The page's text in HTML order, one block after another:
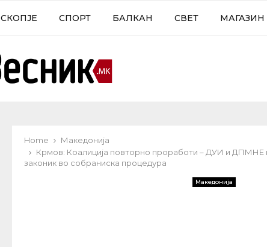
СКОПЈЕ СПОРТ БАЛКАН СВЕТ МАГАЗИН
Home
Македонија
Крмов: Коалиција повторно проработи – ДУИ и
законик во собраниска процедура
Македонија